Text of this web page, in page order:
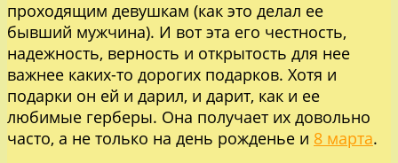
проходящим девушкам (как это делал ее
бывший мужчина). И вот эта его честность,
надежность, верность и открытость для нее
важнее каких-то дорогих подарков. Хотя и
подарки он ей и дарил, и дарит, как и ее
любимые герберы. Она получает их довольно
часто, а не только на день рожденье и 8 марта.